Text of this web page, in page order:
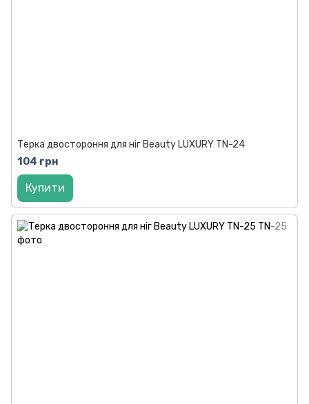
Терка двостороння для ніг Beauty LUXURY TN-24
104 грн
Купити